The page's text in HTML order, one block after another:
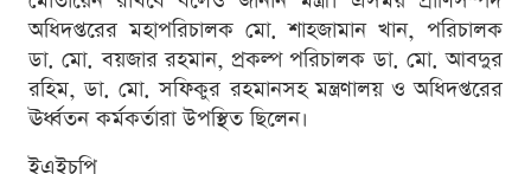
অধিদপ্তরের মহাপরিচালক মো. শাহজামান খান, পরিচালক
ডা. মো. বয়জার রহমান, প্রকল্প পরিচালক ডা. মো. আবদুর
রহিম, ডা. মো. সফিকুর রহমানসহ মন্ত্রণালয় ও অধিদপ্তরের
ঊর্ধ্বতন কর্মকর্তারা উপস্থিত ছিলেন।
ইএইচপি